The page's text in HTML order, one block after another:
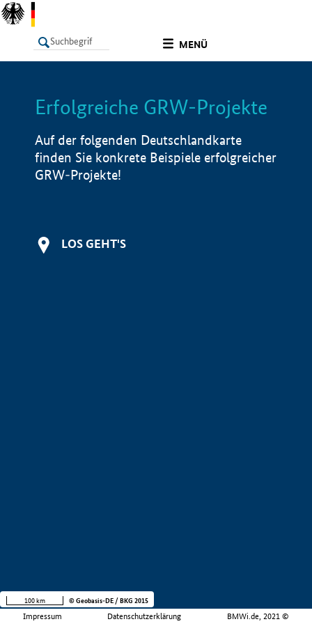
MENÜ
LISTE Info
Erfolgreiche GRW-Projekte
Auf der folgenden Deutschlandkarte
finden Sie konkrete Beispiele erfolgreicher
GRW-Projekte!
LOS GEHT'S
Impressum Datenschutzerklärung BMWi.de, 2021 ©
100 km © Geobasis-DE / BKG 2015